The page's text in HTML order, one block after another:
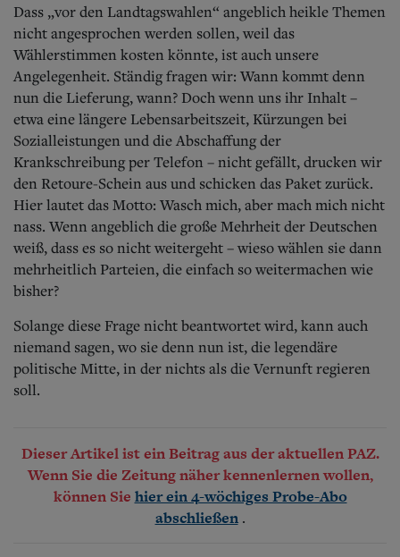
Dass „vor den Landtagswahlen“ angeblich heikle Themen
nicht angesprochen werden sollen, weil das
Wählerstimmen kosten könnte, ist auch unsere
Angelegenheit. Ständig fragen wir: Wann kommt denn
nun die Lieferung, wann? Doch wenn uns ihr Inhalt –
etwa eine längere Lebensarbeitszeit, Kürzungen bei
Sozialleistungen und die Abschaffung der
Krankschreibung per Telefon – nicht gefällt, drucken wir
den Retoure-Schein aus und schicken das Paket zurück.
Hier lautet das Motto: Wasch mich, aber mach mich nicht
nass. Wenn angeblich die große Mehrheit der Deutschen
weiß, dass es so nicht weitergeht – wieso wählen sie dann
mehrheitlich Parteien, die einfach so weitermachen wie
bisher?
Solange diese Frage nicht beantwortet wird, kann auch
niemand sagen, wo sie denn nun ist, die legendäre
politische Mitte, in der nichts als die Vernunft regieren
soll.
Dieser Artikel ist ein Beitrag aus der aktuellen PAZ.
Wenn Sie die Zeitung näher kennenlernen wollen,
können Sie hier ein 4-wöchiges Probe-Abo
abschließen .